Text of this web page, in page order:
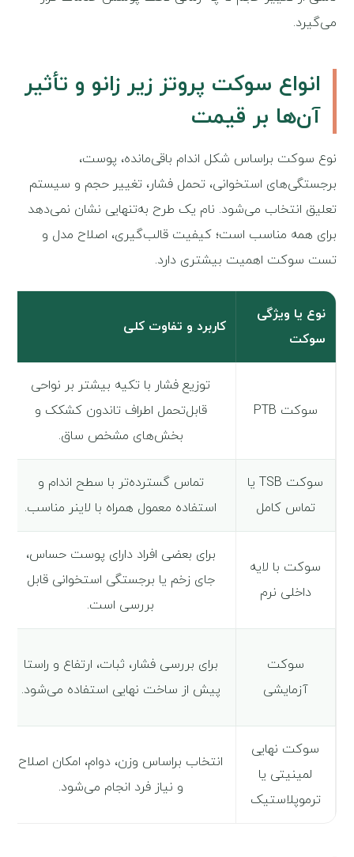
می‌گیرد.
انواع سوکت پروتز زیر زانو و تأثیر
آن‌ها بر قیمت
نوع سوکت براساس شکل اندام باقی‌مانده، پوست،
برجستگی‌های استخوانی، تحمل فشار، تغییر حجم و سیستم
تعلیق انتخاب می‌شود. نام یک طرح به‌تنهایی نشان نمی‌دهد
برای همه مناسب است؛ کیفیت قالب‌گیری، اصلاح مدل و
تست سوکت اهمیت بیشتری دارد.
نوع یا ویژگی
سوکت
کاربرد و تفاوت کلی
سوکت PTB
توزیع فشار با تکیه بیشتر بر نواحی
قابل‌تحمل اطراف تاندون کشکک و
بخش‌های مشخص ساق.
سوکت TSB یا
تماس کامل
تماس گسترده‌تر با سطح اندام و
استفاده معمول همراه با لاینر مناسب.
سوکت با لایه
داخلی نرم
برای بعضی افراد دارای پوست حساس،
جای زخم یا برجستگی استخوانی قابل
بررسی است.
سوکت
آزمایشی
برای بررسی فشار، ثبات، ارتفاع و راستا
پیش از ساخت نهایی استفاده می‌شود.
سوکت نهایی
لمینیتی یا
ترموپلاستیک
انتخاب براساس وزن، دوام، امکان اصلاح
و نیاز فرد انجام می‌شود.